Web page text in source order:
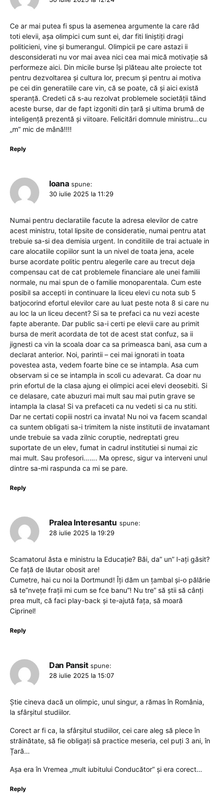
Ce ar mai putea fi spus la asemenea argumente la care râd
toti elevii, așa olimpici cum sunt ei, dar fiti liniștiți dragi
politicieni, vine și bumerangul. Olimpicii pe care astazi ii
desconsiderati nu vor mai avea nici cea mai mică motivație să
performeze aici. Din micile burse își plăteau alte proiecte tot
pentru dezvoltarea și cultura lor, precum și pentru ai motiva
pe cei din generatiile care vin, că se poate, că și aici există
speranță. Credeti că s-au rezolvat problemele societății tăind
aceste burse, dar de fapt izgoniti din țară și ultima brumă de
inteligență prezentă și viitoare. Felicitări domnule ministru…cu
„m” mic de mână!!!!
Reply
Ioana spune:
30 iulie 2025 la 11:29
Numai pentru declaratiile facute la adresa elevilor de catre
acest ministru, total lipsite de consideratie, numai pentru atat
trebuie sa-si dea demisia urgent. In conditiile de trai actuale in
care alocatiile copiilor sunt la un nivel de toata jena, acele
burse acordate politic pentru alegerile care au trecut deja
compensau cat de cat problemele financiare ale unei familii
normale, nu mai spun de o familie monoparentala. Cum este
posibil sa accepti in continuare la liceu elevi cu nota sub 5
batjocorind efortul elevilor care au luat peste nota 8 si care nu
au loc la un liceu decent? Si sa te prefaci ca nu vezi aceste
fapte aberante. Dar public sa-i certi pe elevii care au primit
bursa de merit acordata de tot de acest stat confuz, sa ii
jignesti ca vin la scoala doar ca sa primeasca bani, asa cum a
declarat anterior. Noi, parintii – cei mai ignorati in toata
povestea asta, vedem foarte bine ce se intampla. Asa cum
observam si ce se intampla in scoli cu adevarat. Ca doar nu
prin efortul de la clasa ajung ei olimpici acei elevi deosebiti. Si
ce delasare, cate abuzuri mai mult sau mai putin grave se
intampla la clasa! Si va prefaceti ca nu vedeti si ca nu stiti.
Dar ne certati copiii nostri ca invata! Nu noi va facem scandal
ca suntem obligati sa-i trimitem la niste institutii de invatamant
unde trebuie sa vada zilnic coruptie, nedreptati greu
suportate de un elev, fumat in cadrul institutiei si numai zic
mai mult. Sau profesori……. Ma opresc, sigur va interveni unul
dintre sa-mi raspunda ca mi se pare.
Reply
Pralea Interesantu spune:
28 iulie 2025 la 19:29
Scamatorul ăsta e ministru la Educație? Băi, da” un” l-ați găsit?
Ce față de lăutar obosit are!
Cumetre, hai cu noi la Dortmund! Îți dăm un țambal și-o pălărie
să te”nvețe frații mi cum se fce banu”! Nu tre” să știi să cânți
prea mult, că faci play-back și te-ajută fața, să moară
Ciprinel!
Reply
Dan Pansit spune:
28 iulie 2025 la 15:07
Știe cineva dacă un olimpic, unul singur, a rămas în România,
la sfârșitul studiilor.
Corect ar fi ca, la sfârșitul studiilor, cei care aleg să plece în
străinătate, să fie obligați să practice meseria, cel puți 3 ani, în
Țară…
Așa era în Vremea „mult iubitului Conducător” și era corect…
Reply